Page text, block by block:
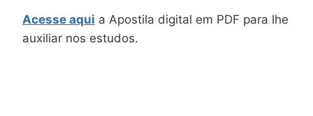
Acesse aqui a Apostila digital em PDF para lhe
auxiliar nos estudos.